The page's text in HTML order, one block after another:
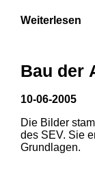
Weiterlesen
Bau der
10-06-2005
Die Bilder
des SEV. Sie
Grundlagen.